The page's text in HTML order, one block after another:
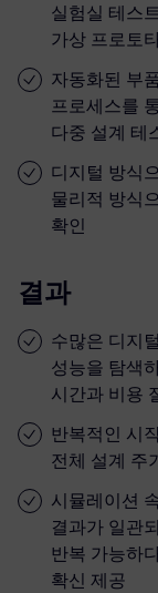
실험실 테스
가상 프로토
자동화된 부
프로세스를
다중 설계 테
디지털 방식
물리적 방식
확인
결과
수많은 디지
성능을 탐색
시간과 비용
반복적인 시
전체 설계 주
시뮬레이션
결과가 일관
반복 가능하
확신 제공